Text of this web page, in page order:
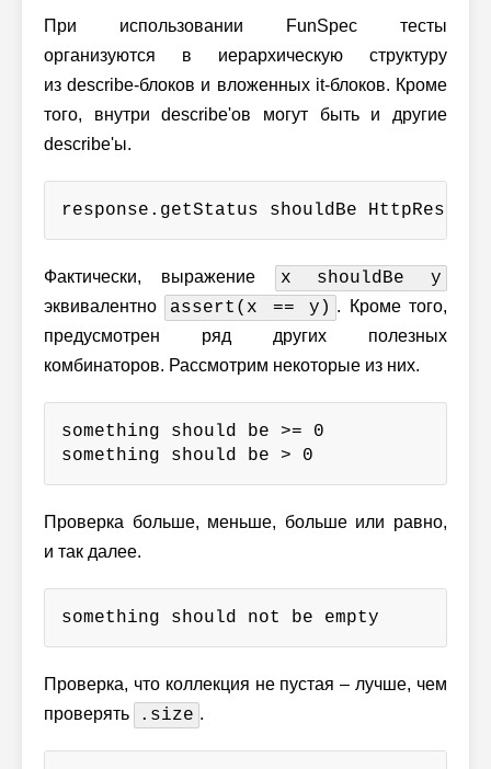
При использовании FunSpec тесты
организуются в иерархическую структуру
из describe-блоков и вложенных it-блоков. Кроме
того, внутри describe'ов могут быть и другие
describe'ы.
response.getStatus shouldBe
Фактически, выражение x shouldBe y
эквивалентно assert(x == y) . Кроме того,
предусмотрен ряд других полезных
комбинаторов. Рассмотрим некоторые из них.
something should be >= 0
something should be > 0
Проверка больше, меньше, больше или равно,
и так далее.
something should not be empty
Проверка, что коллекция не пустая – лучше, чем
проверять
.size .